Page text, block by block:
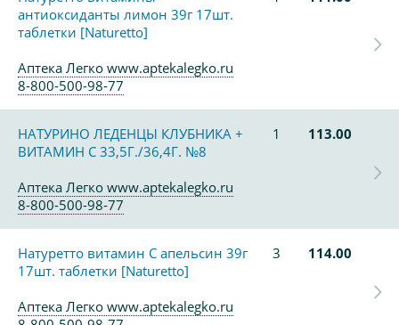
антиоксиданты лимон 39г 17шт.
таблетки [Naturetto]
Аптека Легко www.aptekalegko.ru
8-800-500-98-77
НАТУРИНО ЛЕДЕНЦЫ КЛУБНИКА +
ВИТАМИН С 33,5Г./36,4Г. №8
1 113.00
Аптека Легко www.aptekalegko.ru
8-800-500-98-77
Натуретто витамин С апельсин 39г
17шт. таблетки [Naturetto]
3 114.00
Аптека Легко www.aptekalegko.ru